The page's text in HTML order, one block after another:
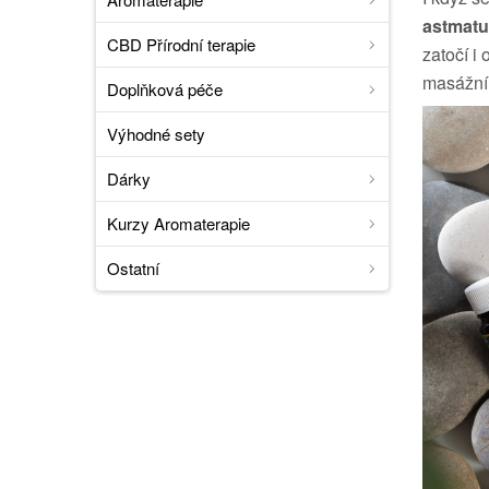
CBD Přírodní terapie
Doplňková péče
Výhodné sety
Dárky
Kurzy Aromaterapie
Ostatní
zatočí i